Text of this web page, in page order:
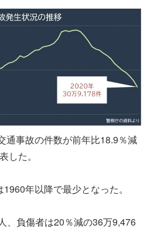
通事故の件数が前年比18.9％減
した。
年以降で最少となった。
、負傷者は20％減の36万9,476